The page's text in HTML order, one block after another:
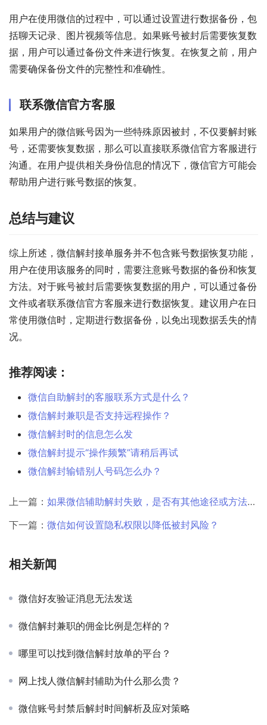
用户在使用微信的过程中，可以通过设置进行数据备份，包
括聊天记录、图片视频等信息。如果账号被封后需要恢复数
据，用户可以通过备份文件来进行恢复。在恢复之前，用户
需要确保备份文件的完整性和准确性。
联系微信官方客服
如果用户的微信账号因为一些特殊原因被封，不仅要解封账
号，还需要恢复数据，那么可以直接联系微信官方客服进行
沟通。在用户提供相关身份信息的情况下，微信官方可能会
帮助用户进行账号数据的恢复。
总结与建议
综上所述，微信解封接单服务并不包含账号数据恢复功能，
用户在使用该服务的同时，需要注意账号数据的备份和恢复
方法。对于账号被封后需要恢复数据的用户，可以通过备份
文件或者联系微信官方客服来进行数据恢复。建议用户在日
常使用微信时，定期进行数据备份，以免出现数据丢失的情
况。
推荐阅读：
微信自助解封的客服联系方式是什么？
微信解封兼职是否支持远程操作？
微信解封时的信息怎么发
微信解封提示“操作频繁”请稍后再试
微信解封输错别人号码怎么办？
上一篇： 如果微信辅助解封失败，是否有其他途径或方法进行申诉或解封？
下一篇： 微信如何设置隐私权限以降低被封风险？
相关新闻
微信好友验证消息无法发送
微信解封兼职的佣金比例是怎样的？
哪里可以找到微信解封放单的平台？
网上找人微信解封辅助为什么那么贵？
微信账号封禁后解封时间解析及应对策略